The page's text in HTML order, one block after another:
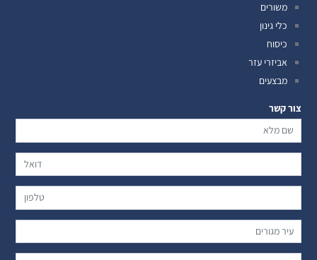
משורים
כלי גינון
כיסוח
אביזרי עזר
מבצעים
צור קשר